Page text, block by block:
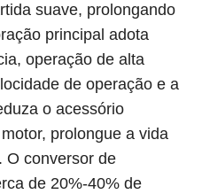
suave, prolongando
principal adota
operação de alta
de operação e a
o acessório
prolongue a vida
O conversor de
de 20%-40% de